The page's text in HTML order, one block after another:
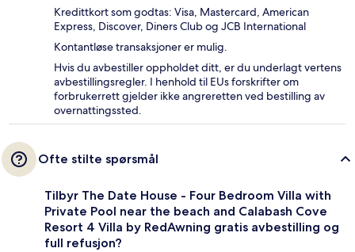
Kredittkort som godtas: Visa, Mastercard, American
Express, Discover, Diners Club og JCB International
Kontantløse transaksjoner er mulig.
Hvis du avbestiller oppholdet ditt, er du underlagt vertens
avbestillingsregler. I henhold til EUs forskrifter om
forbrukerrett gjelder ikke angreretten ved bestilling av
overnattingssted.
Ofte stilte spørsmål
Tilbyr The Date House - Four Bedroom Villa with
Private Pool near the beach and Calabash Cove
Resort 4 Villa by RedAwning gratis avbestilling og
full refusjon?